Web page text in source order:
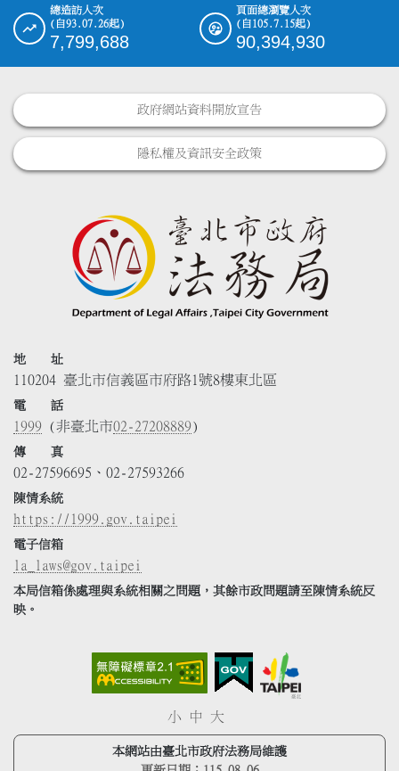
總造訪人次
(自93.07.26起)
7,799,688
頁面總瀏覽人次
(自105.7.15起)
90,394,930
政府網站資料開放宣告
隱私權及資訊安全政策
地 址
110204 臺北市信義區市府路1號8樓東北區
電 話
1999 (非臺北市02-27208889)
傳 真
02-27596695、02-27593266
陳情系統
https://1999.gov.taipei
電子信箱
la_laws@gov.taipei
本局信箱係處理與系統相關之問題，其餘市政問題請至陳情系統反
映。
小 中 大
本網站由臺北市政府法務局維護